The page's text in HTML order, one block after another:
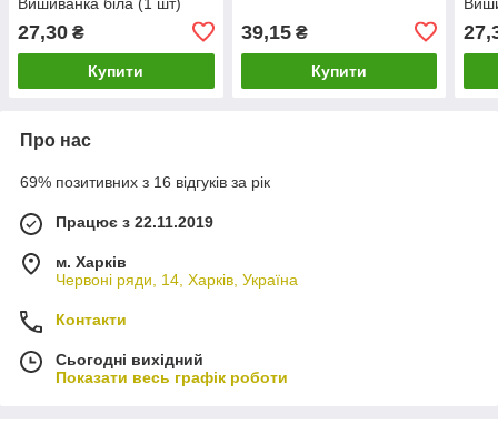
27,30 ₴
Купити
39,15₴
Купити
Про нас
69% позитивних з 16 відгуків за рік
Працює з 22.11.2019
м. Харків
Червоні ряди, 14, Харків, Україна
Контакти
Сьогодні вихідний
Показати весь графік роботи